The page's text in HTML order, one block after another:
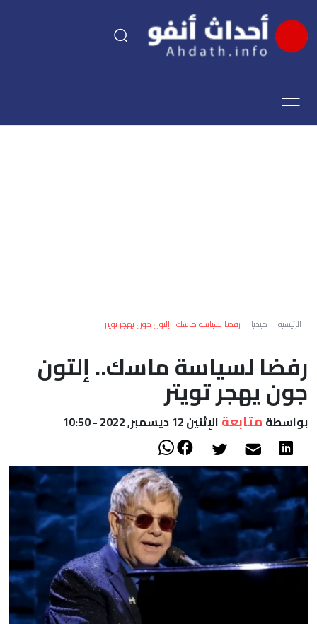
اقتصاد
العالم
أعمدة
الرئيسية| ميديا | رفضا لسياسة ماسك.. إلتون جون يهجر تويتر
رفضا لسياسة ماسك.. إلتون
جون يهجر تويتر
بواسطة متابعة الإثنين 12 ديسمبر, 2022 - 10:50